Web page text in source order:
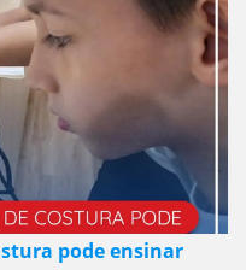
pode ensinar